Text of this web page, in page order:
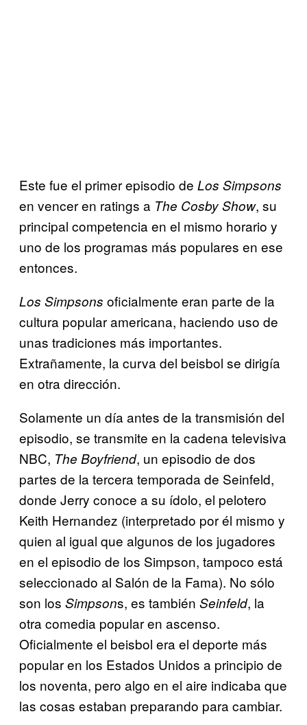
Este fue el primer episodio de Los Simpsons
en vencer en ratings a The Cosby Show, su
principal competencia en el mismo horario y
uno de los programas más populares en ese
entonces.
Los Simpsons oficialmente eran parte de la
cultura popular americana, haciendo uso de
unas tradiciones más importantes.
Extrañamente, la curva del beisbol se dirigía
en otra dirección.
Solamente un día antes de la transmisión del
episodio, se transmite en la cadena televisiva
NBC, The Boyfriend, un episodio de dos
partes de la tercera temporada de Seinfeld,
donde Jerry conoce a su ídolo, el pelotero
Keith Hernandez (interpretado por él mismo y
quien al igual que algunos de los jugadores
en el episodio de los Simpson, tampoco está
seleccionado al Salón de la Fama). No sólo
son los Simpsons, es también Seinfeld, la
otra comedia popular en ascenso.
Oficialmente el beisbol era el deporte más
popular en los Estados Unidos a principio de
los noventa, pero algo en el aire indicaba que
las cosas estaban preparando para cambiar.